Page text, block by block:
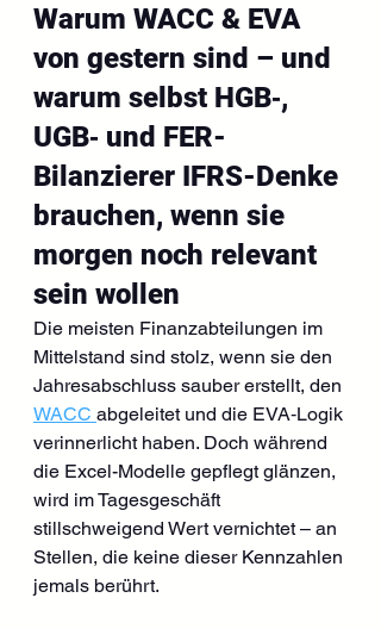
Warum WACC & EVA
von gestern sind – und
warum selbst HGB‑,
UGB‑ und FER-
Bilanzierer IFRS-Denke
brauchen, wenn sie
morgen noch relevant
sein wollen
Die meisten Finanzabteilungen im
Mittelstand sind stolz, wenn sie den
Jahresabschluss sauber erstellt, den
WACC abgeleitet und die EVA‑Logik
verinnerlicht haben. Doch während
die Excel-Modelle gepflegt glänzen,
wird im Tagesgeschäft
stillschweigend Wert vernichtet – an
Stellen, die keine dieser Kennzahlen
jemals berührt.